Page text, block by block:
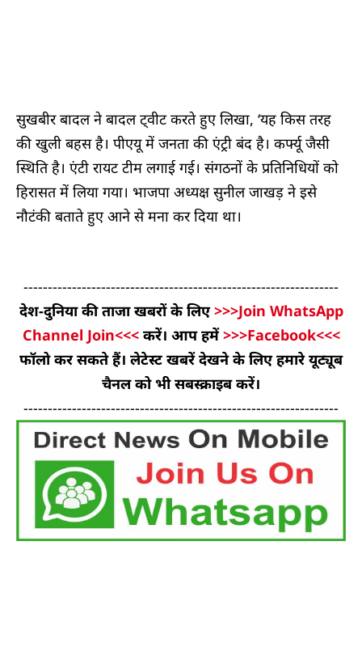
सुखबीर बादल ने बादल ट्वीट करते हुए लिखा, ‘यह किस तरह
की खुली बहस है। पीएयू में जनता की एंट्री बंद है। कर्फ्यू जैसी
स्थिति है। एंटी रायट टीम लगाई गई। संगठनों के प्रतिनिधियों को
हिरासत में लिया गया। भाजपा अध्यक्ष सुनील जाखड़ ने इसे
नौटंकी बताते हुए आने से मना कर दिया था।
-----------------------------------------------------------------
देश-दुनिया की ताजा खबरों के लिए>>>Join WhatsApp
Channel Join<<< करें। आप हमें>>>Facebook<<<
फॉलो कर सकते हैं। लेटेस्ट खबरें देखने के लिए हमारे यूट्यूब
चैनल को भी सबस्क्राइब करें।
-----------------------------------------------------------------